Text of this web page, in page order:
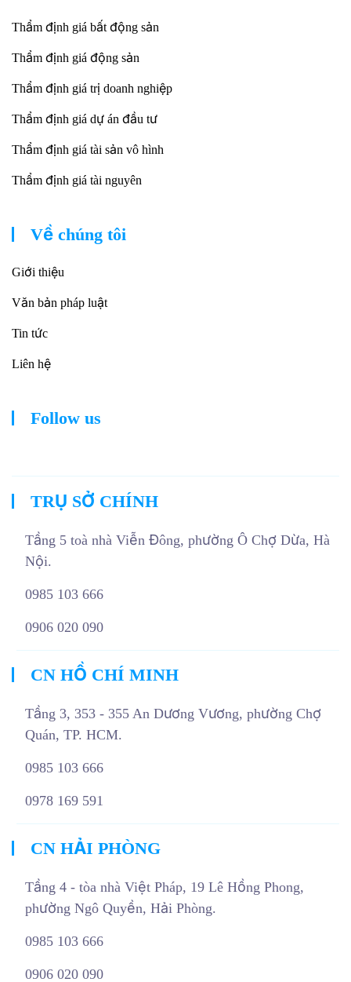
Thẩm định giá bất động sản
Thẩm định giá động sản
Thẩm định giá trị doanh nghiệp
Thẩm định giá dự án đầu tư
Thẩm định giá tài sản vô hình
Thẩm định giá tài nguyên
Về chúng tôi
Giới thiệu
Văn bản pháp luật
Tin tức
Liên hệ
Follow us
TRỤ SỞ CHÍNH
Tầng 5 toà nhà Viễn Đông, phường Ô Chợ Dừa, Hà
Nội.
0985 103 666
0906 020 090
CN HỒ CHÍ MINH
Tầng 3, 353 - 355 An Dương Vương, phường Chợ
Quán, TP. HCM.
0985 103 666
0978 169 591
CN HẢI PHÒNG
Tầng 4 - tòa nhà Việt Pháp, 19 Lê Hồng Phong,
phường Ngô Quyền, Hải Phòng.
0985 103 666
0906 020 090